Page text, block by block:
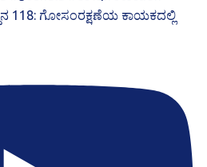
118: ಗೋಸಂರಕ್ಷಣೆಯ ಕಾಯಕದಲ್ಲಿ